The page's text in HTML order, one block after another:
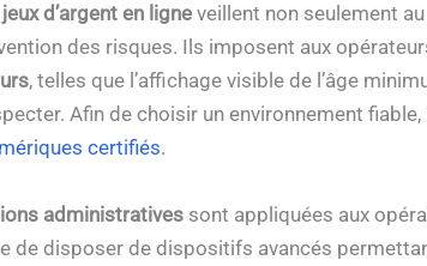
d’argent en ligne veillent non seulement
des risques. Ils imposent aux
, telles que l’affichage visible de l’âge
Afin de choisir un environnement fiable,
certifiés.
administratives sont appliquées aux
de disposer de dispositifs avancés